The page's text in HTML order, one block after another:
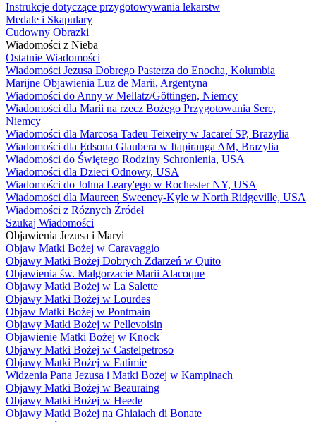
Instrukcje dotyczące przygotowywania lekarstw
Medale i Skapulary
Cudowny Obrazki
Wiadomości z Nieba
Ostatnie Wiadomości
Wiadomości Jezusa Dobrego Pasterza do Enocha, Kolumbia
Marijne Objawienia Luz de Marii, Argentyna
Wiadomości do Anny w Mellatz/Göttingen, Niemcy
Wiadomości dla Marii na rzecz Bożego Przygotowania Serc,
Niemcy
Wiadomości dla Marcosa Tadeu Teixeiry w Jacareí SP, Brazylia
Wiadomości dla Edsona Glaubera w Itapiranga AM, Brazylia
Wiadomości do Świętego Rodziny Schronienia, USA
Wiadomości dla Dzieci Odnowy, USA
Wiadomości do Johna Leary'ego w Rochester NY, USA
Wiadomości dla Maureen Sweeney-Kyle w North Ridgeville, USA
Wiadomości z Różnych Źródeł
Szukaj Wiadomości
Objawienia Jezusa i Maryi
Objaw Matki Bożej w Caravaggio
Objawy Matki Bożej Dobrych Zdarzeń w Quito
Objawienia św. Małgorzacie Marii Alacoque
Objawy Matki Bożej w La Salette
Objawy Matki Bożej w Lourdes
Objaw Matki Bożej w Pontmain
Objawy Matki Bożej w Pellevoisin
Objawienie Matki Bożej w Knock
Objawy Matki Bożej w Castelpetroso
Objawy Matki Bożej w Fatimie
Widzenia Pana Jezusa i Matki Bożej w Kampinach
Objawy Matki Bożej w Beauraing
Objawy Matki Bożej w Heede
Objawy Matki Bożej na Ghiaiach di Bonate